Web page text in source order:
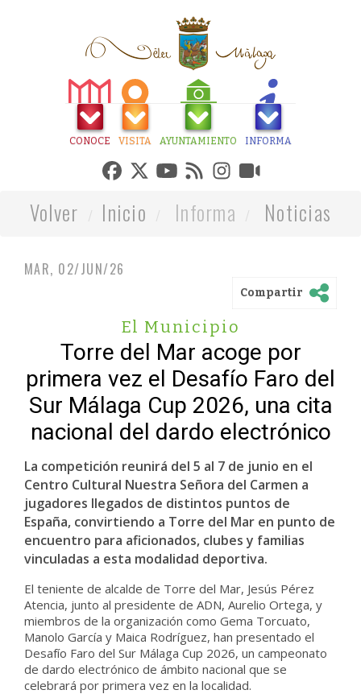
CONOCE VISITA AYUNTAMIENTO INFORMA
Volver Inicio Informa Noticias
MAR, 02/JUN/26
Compartir
El Municipio
Torre del Mar acoge por
primera vez el Desafío Faro del
Sur Málaga Cup 2026, una cita
nacional del dardo electrónico
La competición reunirá del 5 al 7 de junio en el
Centro Cultural Nuestra Señora del Carmen a
jugadores llegados de distintos puntos de
España, convirtiendo a Torre del Mar en punto de
encuentro para aficionados, clubes y familias
vinculadas a esta modalidad deportiva.
El teniente de alcalde de Torre del Mar, Jesús Pérez
Atencia, junto al presidente de ADN, Aurelio Ortega, y
miembros de la organización como Gema Torcuato,
Manolo García y Maica Rodríguez, han presentado el
Desafío Faro del Sur Málaga Cup 2026, un campeonato
de dardo electrónico de ámbito nacional que se
celebrará por primera vez en la localidad.